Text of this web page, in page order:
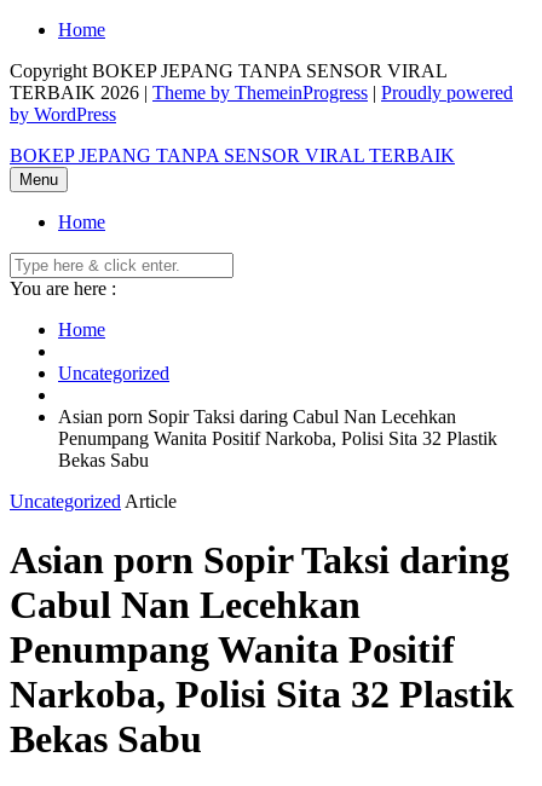
Skip
content
Home
Copyright BOKEP JEPANG TANPA SENSOR VIRAL
TERBAIK 2026 | Theme by ThemeinProgress | Proudly powered
by WordPress
BOKEP JEPANG TANPA SENSOR VIRAL TERBAIK
Menu
Home
You are here :
Home
Uncategorized
Asian porn Sopir Taksi daring Cabul Nan Lecehkan
Penumpang Wanita Positif Narkoba, Polisi Sita 32 Plastik
Bekas Sabu
Uncategorized Article
Asian porn Sopir Taksi daring
Cabul Nan Lecehkan
Penumpang Wanita Positif
Narkoba, Polisi Sita 32 Plastik
Bekas Sabu